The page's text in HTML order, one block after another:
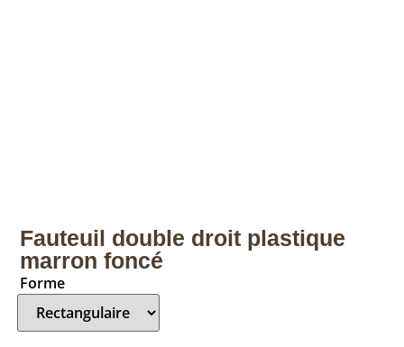
Fauteuil double droit plastique
marron foncé
Forme